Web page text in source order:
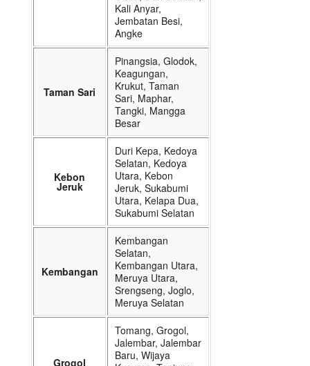
Kali Anyar,
Jembatan Besi,
Angke
Taman Sari
Pinangsia, Glodok,
Keagungan,
Krukut, Taman
Sari, Maphar,
Tangki, Mangga
Besar
Kebon
Jeruk
Duri Kepa, Kedoya
Selatan, Kedoya
Utara, Kebon
Jeruk, Sukabumi
Utara, Kelapa Dua,
Sukabumi Selatan
Kembangan
Kembangan
Selatan,
Kembangan Utara,
Meruya Utara,
Srengseng, Joglo,
Meruya Selatan
Grogol
Tomang, Grogol,
Jalembar, Jalembar
Baru, Wijaya